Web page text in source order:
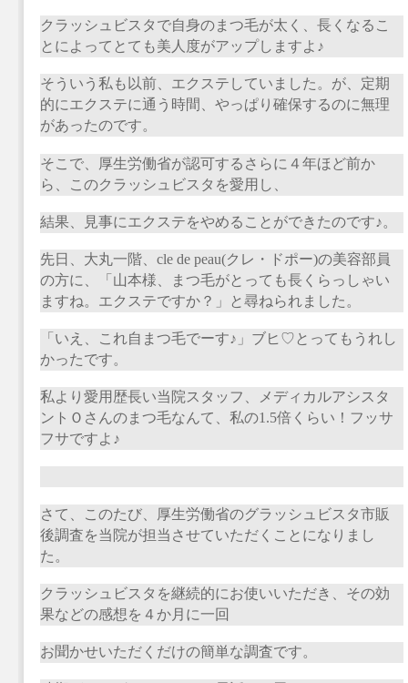
クラッシュビスタで自身のまつ毛が太く、長くなるこ
とによってとても美人度がアップしますよ♪
そういう私も以前、エクステしていました。が、定期
的にエクステに通う時間、やっぱり確保するのに無理
があったのです。
そこで、厚生労働省が認可するさらに４年ほど前か
ら、このクラッシュビスタを愛用し、
結果、見事にエクステをやめることができたのです♪。
先日、大丸一階、cle de peau(クレ・ドポー)の美容部員
の方に、「山本様、まつ毛がとっても長くらっしゃい
ますね。エクステですか？」と尋ねられました。
「いえ、これ自まつ毛でーす♪」ブヒ♡とってもうれし
かったです。
私より愛用歴長い当院スタッフ、メディカルアシスタ
ントＯさんのまつ毛なんて、私の1.5倍くらい！フッサ
フサですよ♪
さて、このたび、厚生労働省のグラッシュビスタ市販
後調査を当院が担当させていただくことになりまし
た。
クラッシュビスタを継続的にお使いいただき、その効
果などの感想を４か月に一回
お聞かせいただくだけの簡単な調査です。